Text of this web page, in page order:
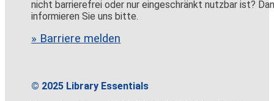
nicht barrierefrei oder nur eingeschränkt nutzbar ist?
informieren Sie uns bitte.
» Barriere melden
© 2025 Library Essentials